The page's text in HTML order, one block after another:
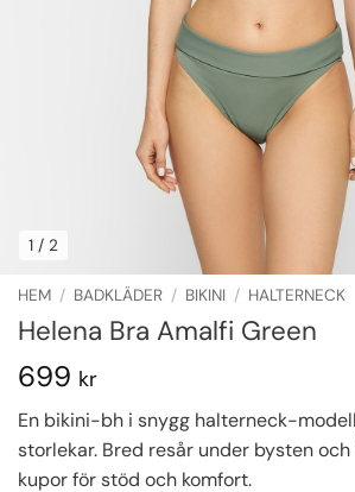
1 / 2
HEM / BADKLÄDER / BIKINI / HALTERNECK
Helena Bra Amalfi Green
699 kr
En bikini-bh i snygg halterneck-
storlekar. Bred resår under bysten
kupor för stöd och komfort.